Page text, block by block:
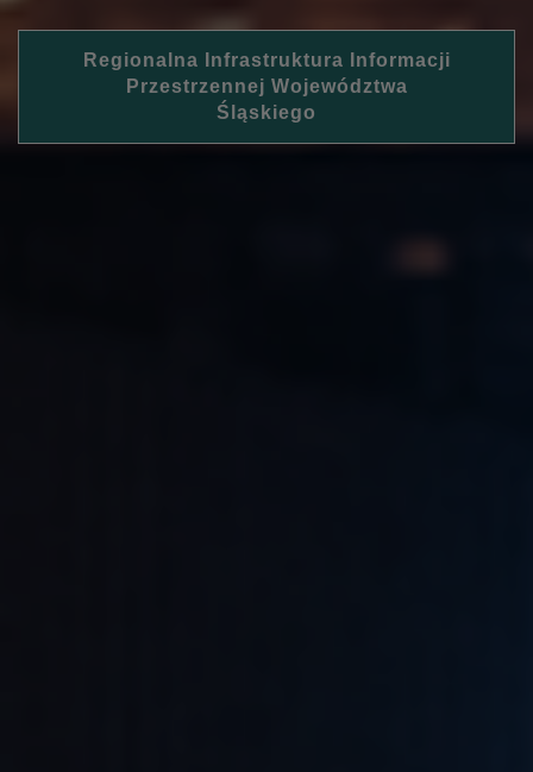
Regionalna Infrastruktura Informacji
Przestrzennej Województwa
Śląskiego